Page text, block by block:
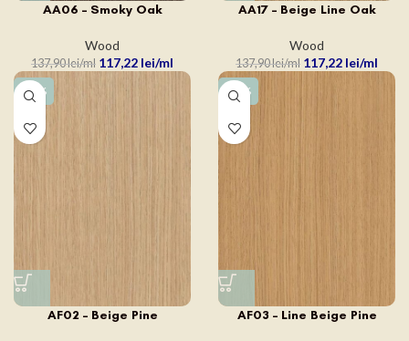
AA06 – Smoky Oak
Wood
137,90lei 117,22 lei
AA17 – Beige Line Oak
Wood
137,90lei 117,22 lei
-15%
AF02 – Beige Pine
-15%
AF03 – Line Beige Pine